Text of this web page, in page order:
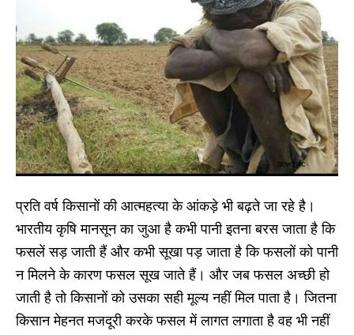
प्रति वर्ष किसानों की आत्महत्या के आंकड़े भी बढ़ते जा रहे है।
भारतीय कृषि मानसून का जुआ है कभी पानी इतना बरस जाता है कि
फसलें सड़ जाती हैं और कभी सूखा पड़ जाता है कि फसलों को पानी
न मिलने के कारण फसल सूख जाते हैं। और जब फसल अच्छी हो
जाती है तो किसानों को उसका सही मूल्य नहीं मिल पाता है। जितना
किसान मेहनत मजदूरी करके फसल में लागत लगाता है वह भी नहीं